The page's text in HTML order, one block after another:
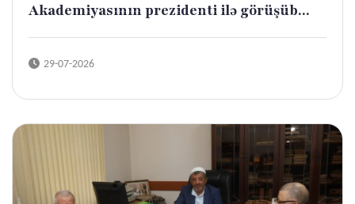
Akademiyasının prezidenti ilə görüşüb...
29-07-2026